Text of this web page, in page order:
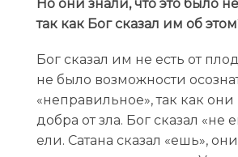
Но они знали, что это было
так как Бог сказал им об
Бог сказал им не есть от
не было возможности
«неправильное», так как они
добра от зла. Бог сказал «не
ели. Сатана сказал «ешь»,